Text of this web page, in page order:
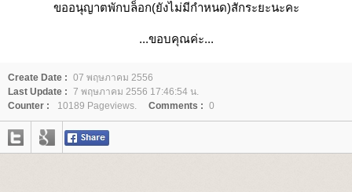
ขออนุญาตพักบล็อก(ยังไม่มีกำหนด)สักระยะนะคะ
...ขอบคุณค่ะ...
Create Date : 07 พฤษภาคม 2556
Last Update : 7 พฤษภาคม 2556 17:46:54 น.
Counter :
10189 Pageviews. Comments : 0